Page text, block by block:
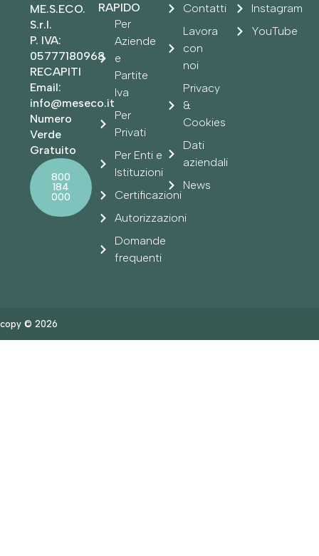
ME.S.ECO.
S.r.l.
P. IVA:
05777180968
RECAPITI
Email:
info@meseco.it
Numero
Verde
Gratuito
800
184
000
RAPIDO
Per
Aziende
e
Partite
Iva
Per
Privati
Per Enti e
Istituzioni
Certificazioni
Autorizzazioni
Domande
frequenti
Contatti
Lavora
con
noi
Privacy
&
Cookies
Dati
aziendali
News
Instagram
YouTube
copy © 2026